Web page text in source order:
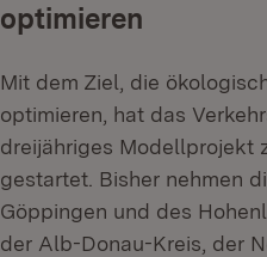
optimieren
Mit dem Ziel, die
optimieren, hat das
dreijähriges Modellprojekt
gestartet. Bisher nehmen
Göppingen und des
der Alb-Donau-Kreis, der